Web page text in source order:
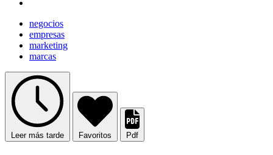
negocios
empresas
marketing
marcas
Leer más tarde Favoritos Pdf